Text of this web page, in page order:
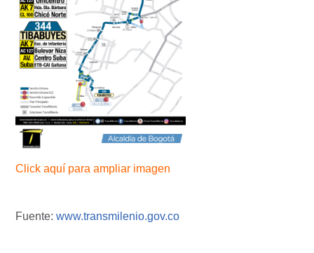
Click aquí para ampliar imagen
Fuente: www.transmilenio.gov.co